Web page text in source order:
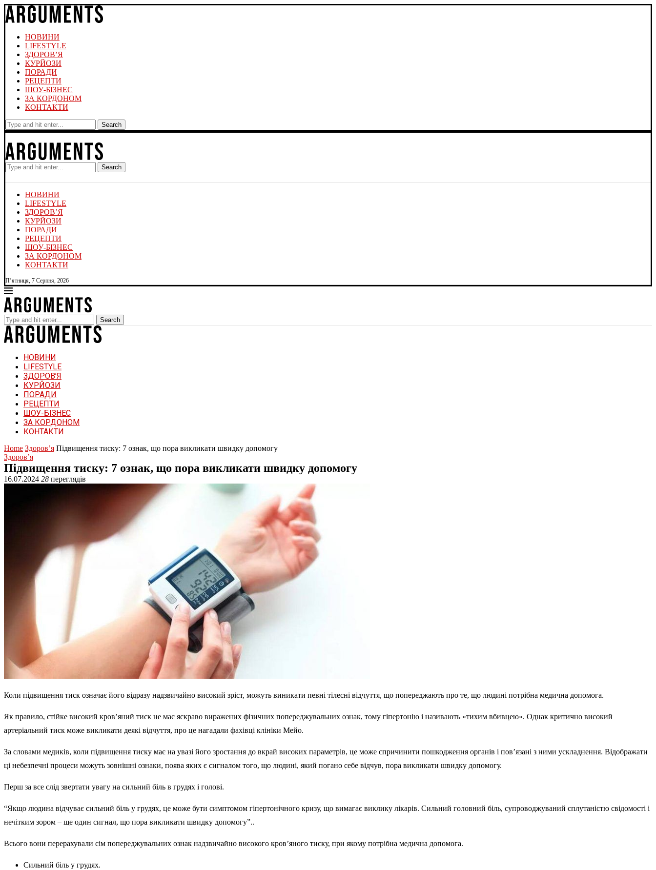
НОВИНИ
LIFESTYLE
ЗДОРОВ’Я
КУРЙОЗИ
ПОРАДИ
РЕЦЕПТИ
ШОУ-БІЗНЕС
ЗА КОРДОНОМ
КОНТАКТИ
Search
Search
НОВИНИ
LIFESTYLE
ЗДОРОВ’Я
КУРЙОЗИ
ПОРАДИ
РЕЦЕПТИ
ШОУ-БІЗНЕС
ЗА КОРДОНОМ
КОНТАКТИ
П’ятниця, 7 Серпня, 2026
Search
НОВИНИ
LIFESTYLE
ЗДОРОВ’Я
КУРЙОЗИ
ПОРАДИ
РЕЦЕПТИ
ШОУ-БІЗНЕС
ЗА КОРДОНОМ
КОНТАКТИ
Home Здоров’я Підвищення тиску: 7 ознак, що пора викликати швидку допомогу
Здоров’я
Підвищення тиску: 7 ознак, що пора викликати швидку допомогу
16.07.2024 28 переглядів
Коли підвищення тиск означає його відразу надзвичайно високий зріст, можуть виникати певні тілесні відчуття, що попереджають про те, що людині потрібна медична допомога.
Як правило, стійке високий кров’яний тиск не має яскраво виражених фізичних попереджувальних ознак, тому гіпертонію і називають «тихим вбивцею». Однак критично високий
артеріальний тиск може викликати деякі відчуття, про це нагадали фахівці клініки Мейо.
За словами медиків, коли підвищення тиску має на увазі його зростання до вкрай високих параметрів, це може спричинити пошкодження органів і пов’язані з ними ускладнення. Відображати
ці небезпечні процеси можуть зовнішні ознаки, поява яких є сигналом того, що людині, який погано себе відчув, пора викликати швидку допомогу.
Перш за все слід звертати увагу на сильний біль в грудях і голові.
“Якщо людина відчуває сильний біль у грудях, це може бути симптомом гіпертонічного кризу, що вимагає виклику лікарів. Сильний головний біль, супроводжуваний сплутаністю свідомості і
нечітким зором – ще один сигнал, що пора викликати швидку допомогу”..
Всього вони перерахували сім попереджувальних ознак надзвичайно високого кров’яного тиску, при якому потрібна медична допомога.
Сильний біль у грудях.